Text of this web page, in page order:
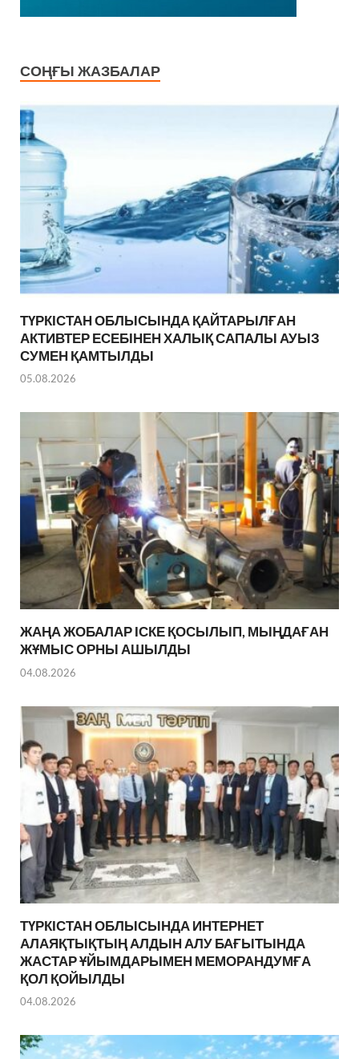
СОҢҒЫ ЖАЗБАЛАР
ТҮРКІСТАН ОБЛЫСЫНДА ҚАЙТАРЫЛҒАН
АКТИВТЕР ЕСЕБІНЕН ХАЛЫҚ САПАЛЫ АУЫЗ
СУМЕН ҚАМТЫЛДЫ
05.08.2026
ЖАҢА ЖОБАЛАР ІСКЕ ҚОСЫЛЫП, МЫҢДАҒАН
ЖҰМЫС ОРНЫ АШЫЛДЫ
04.08.2026
ТҮРКІСТАН ОБЛЫСЫНДА ИНТЕРНЕТ
АЛАЯҚТЫҚТЫҢ АЛДЫН АЛУ БАҒЫТЫНДА
ЖАСТАР ҰЙЫМДАРЫМЕН МЕМОРАНДУМҒА
ҚОЛ ҚОЙЫЛДЫ
04.08.2026